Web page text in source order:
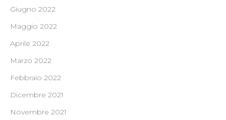
Giugno 2022
Maggio 2022
Aprile 2022
Marzo 2022
Febbraio 2022
Dicembre 2021
Novembre 2021